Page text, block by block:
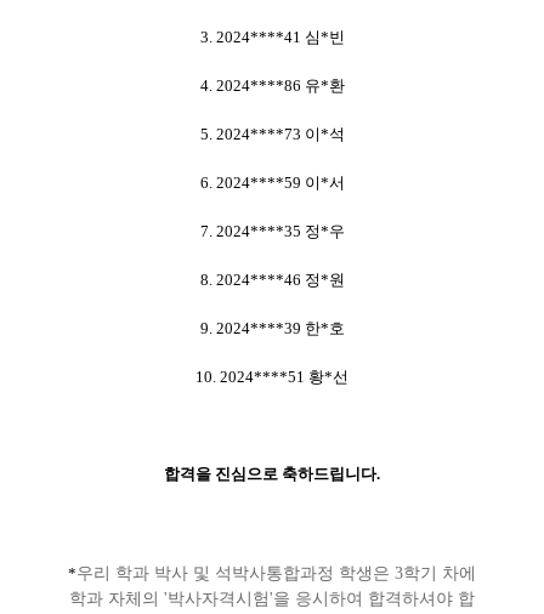
3. 2024****41 심*빈
4. 2024****86 유*환
5. 2024****73 이*석
6. 2024****59 이*서
7. 2024****35 정*우
8. 2024****46 정*원
9. 2024****39 한*호
10. 2024****51 황*선
합격을 진심으로 축하드립니다.
*우리 학과 박사 및 석박사통합과정 학생은 3학기 차에
학과 자체의 '박사자격시험'을 응시하여 합격하셔야 합